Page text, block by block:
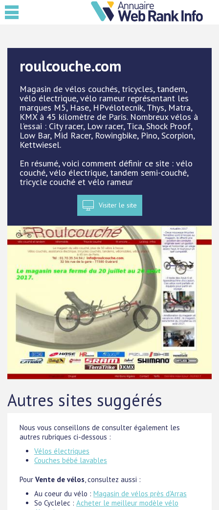
roulcouche.com
Magasin de vélos couchés, tricycles, tandem,
vélo électrique, vélo rameur représentant les
marques M5, Hase, HPvélotecnik, Thys, Matra,
KMX à 45 kilomètre de Paris. Nombreux vélos à
l'essai : City racer, Low racer, Tica, Shock Proof,
Low Bar, Mid Racer, Rowingbike, Pino, Scorpion,
Kettwiesel.
En résumé, voici comment définir ce site : vélo
couché, vélo électrique, tandem semi-couché,
tricycle couché et vélo rameur
Visiter le site
Autres sites suggérés
Nous vous conseillons de consulter également les
autres rubriques ci-dessous :
Vélos électriques
Couches bébé lavables
Pour Vente de vélos, consultez aussi :
Au coeur du vélo : Magasin de vélos près d'Arras
So Cyclelec : Acheter le meilleur modèle vélo